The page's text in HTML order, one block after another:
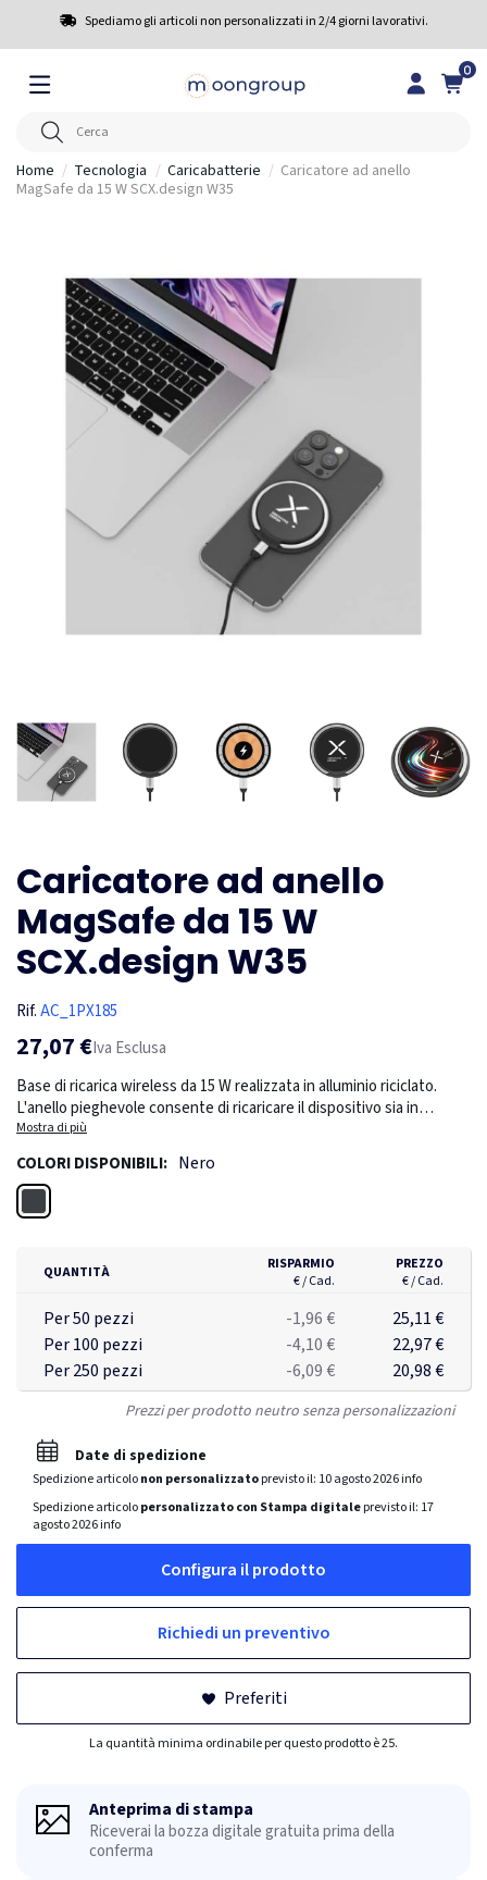
Spediamo gli articoli non personalizzati in 2/4 giorni lavorativi.
0
Home Tecnologia Caricabatterie
Caricatore ad anello
MagSafe da 15 W SCX.design W35
Caricatore ad anello
MagSafe da 15 W
SCX.design W35
Rif.AC_1PX185
27,07 €Iva Esclusa
Base di ricarica wireless da 15 W realizzata in alluminio riciclato.
L'anello pieghevole consente di ricaricare il dispositivo sia in
posizione verticale che orizzontale. Con cavo in PET riciclato 2 in 1
incluso realizzato con bottiglie di plastica riciclate. Fornita in
confezione regalo in cartone riciclato.
Mostra di più
COLORI DISPONIBILI: Nero
QUANTITÀ
RISPARMIO
€ / Cad.
PREZZO
€ / Cad.
Per 50 pezzi -1,96 €
25,11 €
Per 100 pezzi
-4,10 €
22,97 €
Per 250 pezzi
-6,09 € 20,98 €
Prezzi per prodotto neutro senza personalizzazioni
Date di spedizione
Spedizione articolonon personalizzatoprevisto il: 10 agosto 2026info
Spedizione articolopersonalizzato con Stampa digitaleprevisto il: 17
agosto 2026info
Configura il prodotto
Richiedi un preventivo
Preferiti
La quantità minima ordinabile per questo prodotto è 25.
Anteprima di stampa
Riceverai la bozza digitale gratuita prima della
conferma